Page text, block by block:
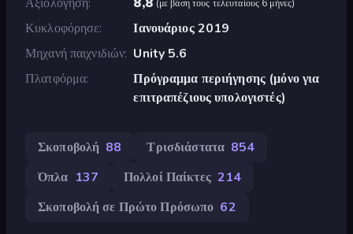
(με βάση τους τελευταίους 6 μήνες)
Κυκλοφόρησε
Ιανουάριος 2019
Μηχανή παιχνιδιών Unity 5.6
Πλατφόρμα
Πρόγραμμα περιήγησης (μόνο για
επιτραπέζιους υπολογιστές)
Σκοποβολή 88 Τρισδιάστατα 854
Όπλα 137 Πολλοί Παίκτες 214
Σκοποβολή σε Πρώτο Πρόσωπο 62